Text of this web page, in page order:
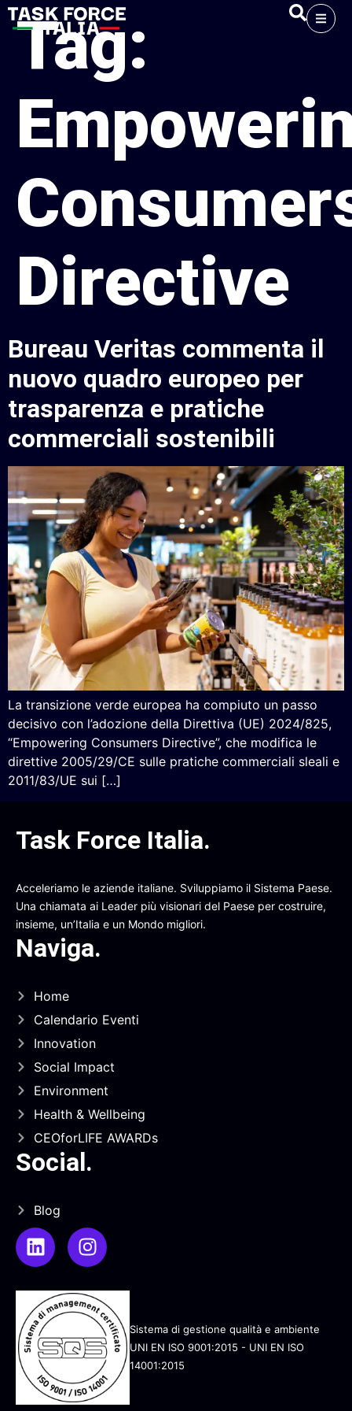
Tag:
Directive
Bureau Veritas commenta il
nuovo quadro europeo per
trasparenza e pratiche
commerciali sostenibili
La transizione verde europea ha compiuto un passo
decisivo con l’adozione della Direttiva (UE) 2024/825,
“Empowering Consumers Directive”, che modifica le
direttive 2005/29/CE sulle pratiche commerciali sleali e
2011/83/UE sui […]
Task Force Italia.
Acceleriamo le aziende italiane. Sviluppiamo il Sistema Paese.
Una chiamata ai Leader più visionari del Paese per costruire,
insieme, un’Italia e un Mondo migliori.
Naviga.
Home
Calendario Eventi
Innovation
Social Impact
Environment
Health & Wellbeing
CEOforLIFE AWARDs
Social.
Blog
Sistema di gestione qualità e ambiente
UNI EN ISO 9001:2015 - UNI EN ISO
14001:2015